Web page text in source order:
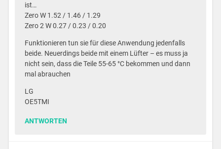
ist…
Zero W 1.52 / 1.46 / 1.29
Zero 2 W 0.27 / 0.23 / 0.20
Funktionieren tun sie für diese Anwendung jedenfalls
beide. Neuerdings beide mit einem Lüfter – es muss ja
nicht sein, dass die Teile 55-65 °C bekommen und dann
mal abrauchen
LG
OE5TMI
ANTWORTEN